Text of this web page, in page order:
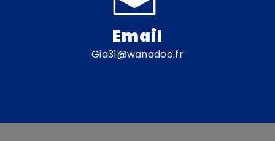
Email
gia31@wanadoo.fr